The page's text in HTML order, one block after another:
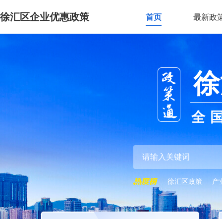
徐汇区企业优惠政策 首页 最新政
全
徐汇区政策 产